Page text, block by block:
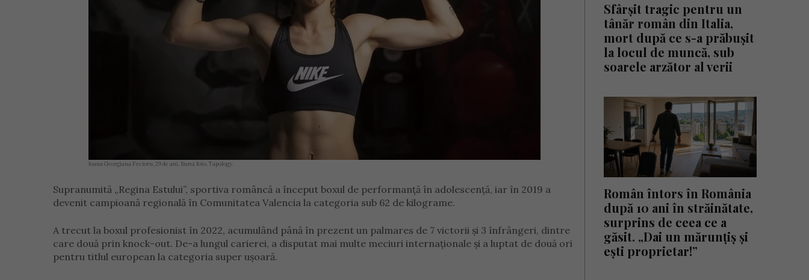
Ioana Georgiana Fecioru, 29 de ani. Sursă foto. Tapology.
Supranumită „Regina Estului”, sportiva româncă a început boxul de performanță în adolescență, iar în 2019 a
devenit campioană regională în Comunitatea Valencia la categoria sub 62 de kilograme.
A trecut la boxul profesionist în 2022, acumulând până în prezent un palmares de 7 victorii și 3 înfrângeri, dintre
care două prin knock-out. De-a lungul carierei, a disputat mai multe meciuri internaționale și a luptat de două ori
pentru titlul european la categoria super ușoară.
Sfârșit tragic pentru un
tânăr român din Italia,
mort după ce s-a prăbușit
la locul de muncă, sub
soarele arzător al verii
Român întors în România
după 10 ani în străinătate,
surprins de ceea ce a
găsit. „Dai un mărunțiș și
ești proprietar!”